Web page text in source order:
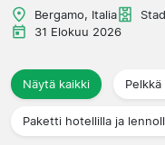
Liigat
Matkatoimistoja
Bergamo, Italia
31 Elokuu 2026
Näytä kaikki Pelkkä
Paketti hotellilla ja